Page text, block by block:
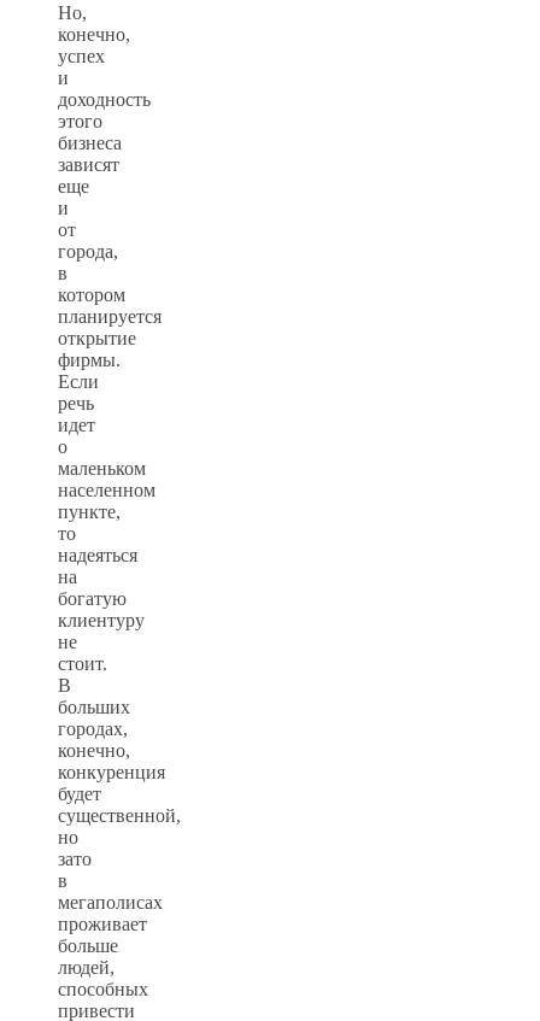
Но,
конечно,
успех
и
доходность
этого
бизнеса
зависят
еще
и
от
города,
в
котором
планируется
открытие
фирмы.
Если
речь
идет
о
маленьком
населенном
пункте,
то
надеяться
на
богатую
клиентуру
не
стоит.
В
больших
городах,
конечно,
конкуренция
будет
существенной,
но
зато
в
мегаполисах
проживает
больше
людей,
способных
привести